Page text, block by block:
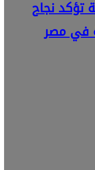
تؤكد نجاح
في مصر